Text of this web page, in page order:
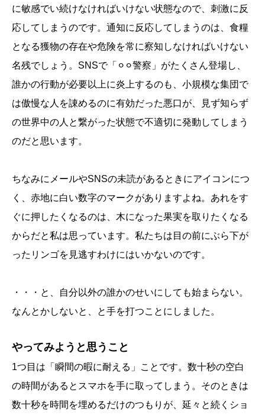
に敏感でい続けなければいけない状態なので、刺激に反
応してしまうのです。通知に反応してしまうのは、食糧
となる獲物の存在や危険を常に察知しなければいけない
名残でしょう。SNSで「⚪︎⚪︎警察」がたくさん登場し、
誰かの行動が必要以上に炎上するのも、小規模な集団で
は傲慢な人を諌めるのに有効だった悪口が、見ず知らず
の世界中の人と繋がった状態で不適切に発動してしまう
のだと思います。
ちなみにメールやSNSの未読があるときにアイコンにつ
く、赤地に白い数字のマークがありますよね。あれをす
ぐに押したくなるのは、木になった果実を取りたくなる
からだと私は思っています。私たちは目の前にぶら下が
ったリンゴを見逃すわけにはいかないのです。
・・・と、自分以外の誰かのせいにしても始まらない。
なんとかしないと、と手を打つことにしました。
やってみようと思うこと
1つ目は「瞬間の暇に耐える」ことです。数十秒の空白
の時間があるとスマホを手に取ってしまう。そのときは
数十秒を時間を埋めるだけのつもりが、延々と続くショ